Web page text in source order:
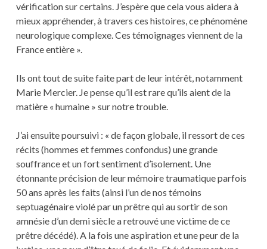
vérification sur certains. J’espère que cela vous aidera à
mieux appréhender, à travers ces histoires, ce phénomène
neurologique complexe. Ces témoignages viennent de la
France entière ».
Ils ont tout de suite faite part de leur intérêt, notamment
Marie Mercier. Je pense qu’il est rare qu’ils aient de la
matière « humaine » sur notre trouble.
J’ai ensuite poursuivi : « de façon globale, il ressort de ces
récits (hommes et femmes confondus) une grande
souffrance et un fort sentiment d’isolement. Une
étonnante précision de leur mémoire traumatique parfois
50 ans après les faits (ainsi l’un de nos témoins
septuagénaire violé par un prêtre qui au sortir de son
amnésie d’un demi siècle a retrouvé une victime de ce
prêtre décédé). A la fois une aspiration et une peur de la